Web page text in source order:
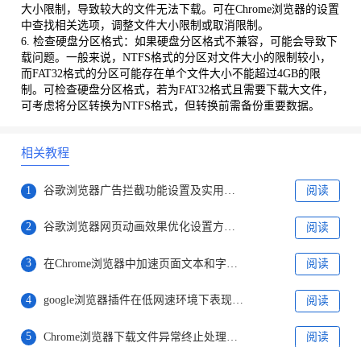
大小限制，导致较大的文件无法下载。可在Chrome浏览器的设置
中查找相关选项，调整文件大小限制或取消限制。
6. 检查硬盘分区格式：如果硬盘分区格式不兼容，可能会导致下
载问题。一般来说，NTFS格式的分区对文件大小的限制较小，
而FAT32格式的分区可能存在单个文件大小不能超过4GB的限
制。可检查硬盘分区格式，若为FAT32格式且需要下载大文件，
可考虑将分区转换为NTFS格式，但转换前需备份重要数据。
相关教程
1 阅读
2 谷歌浏览器网页动画效果优化设置方法分享教程 阅读
3 阅读
4 google浏览器插件在低网速环境下表现如何 阅读
5 阅读